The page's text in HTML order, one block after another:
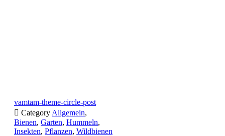
vamtam-theme-circle-post
 Category Allgemein,
Bienen, Garten, Hummeln,
Insekten, Pflanzen, Wildbienen